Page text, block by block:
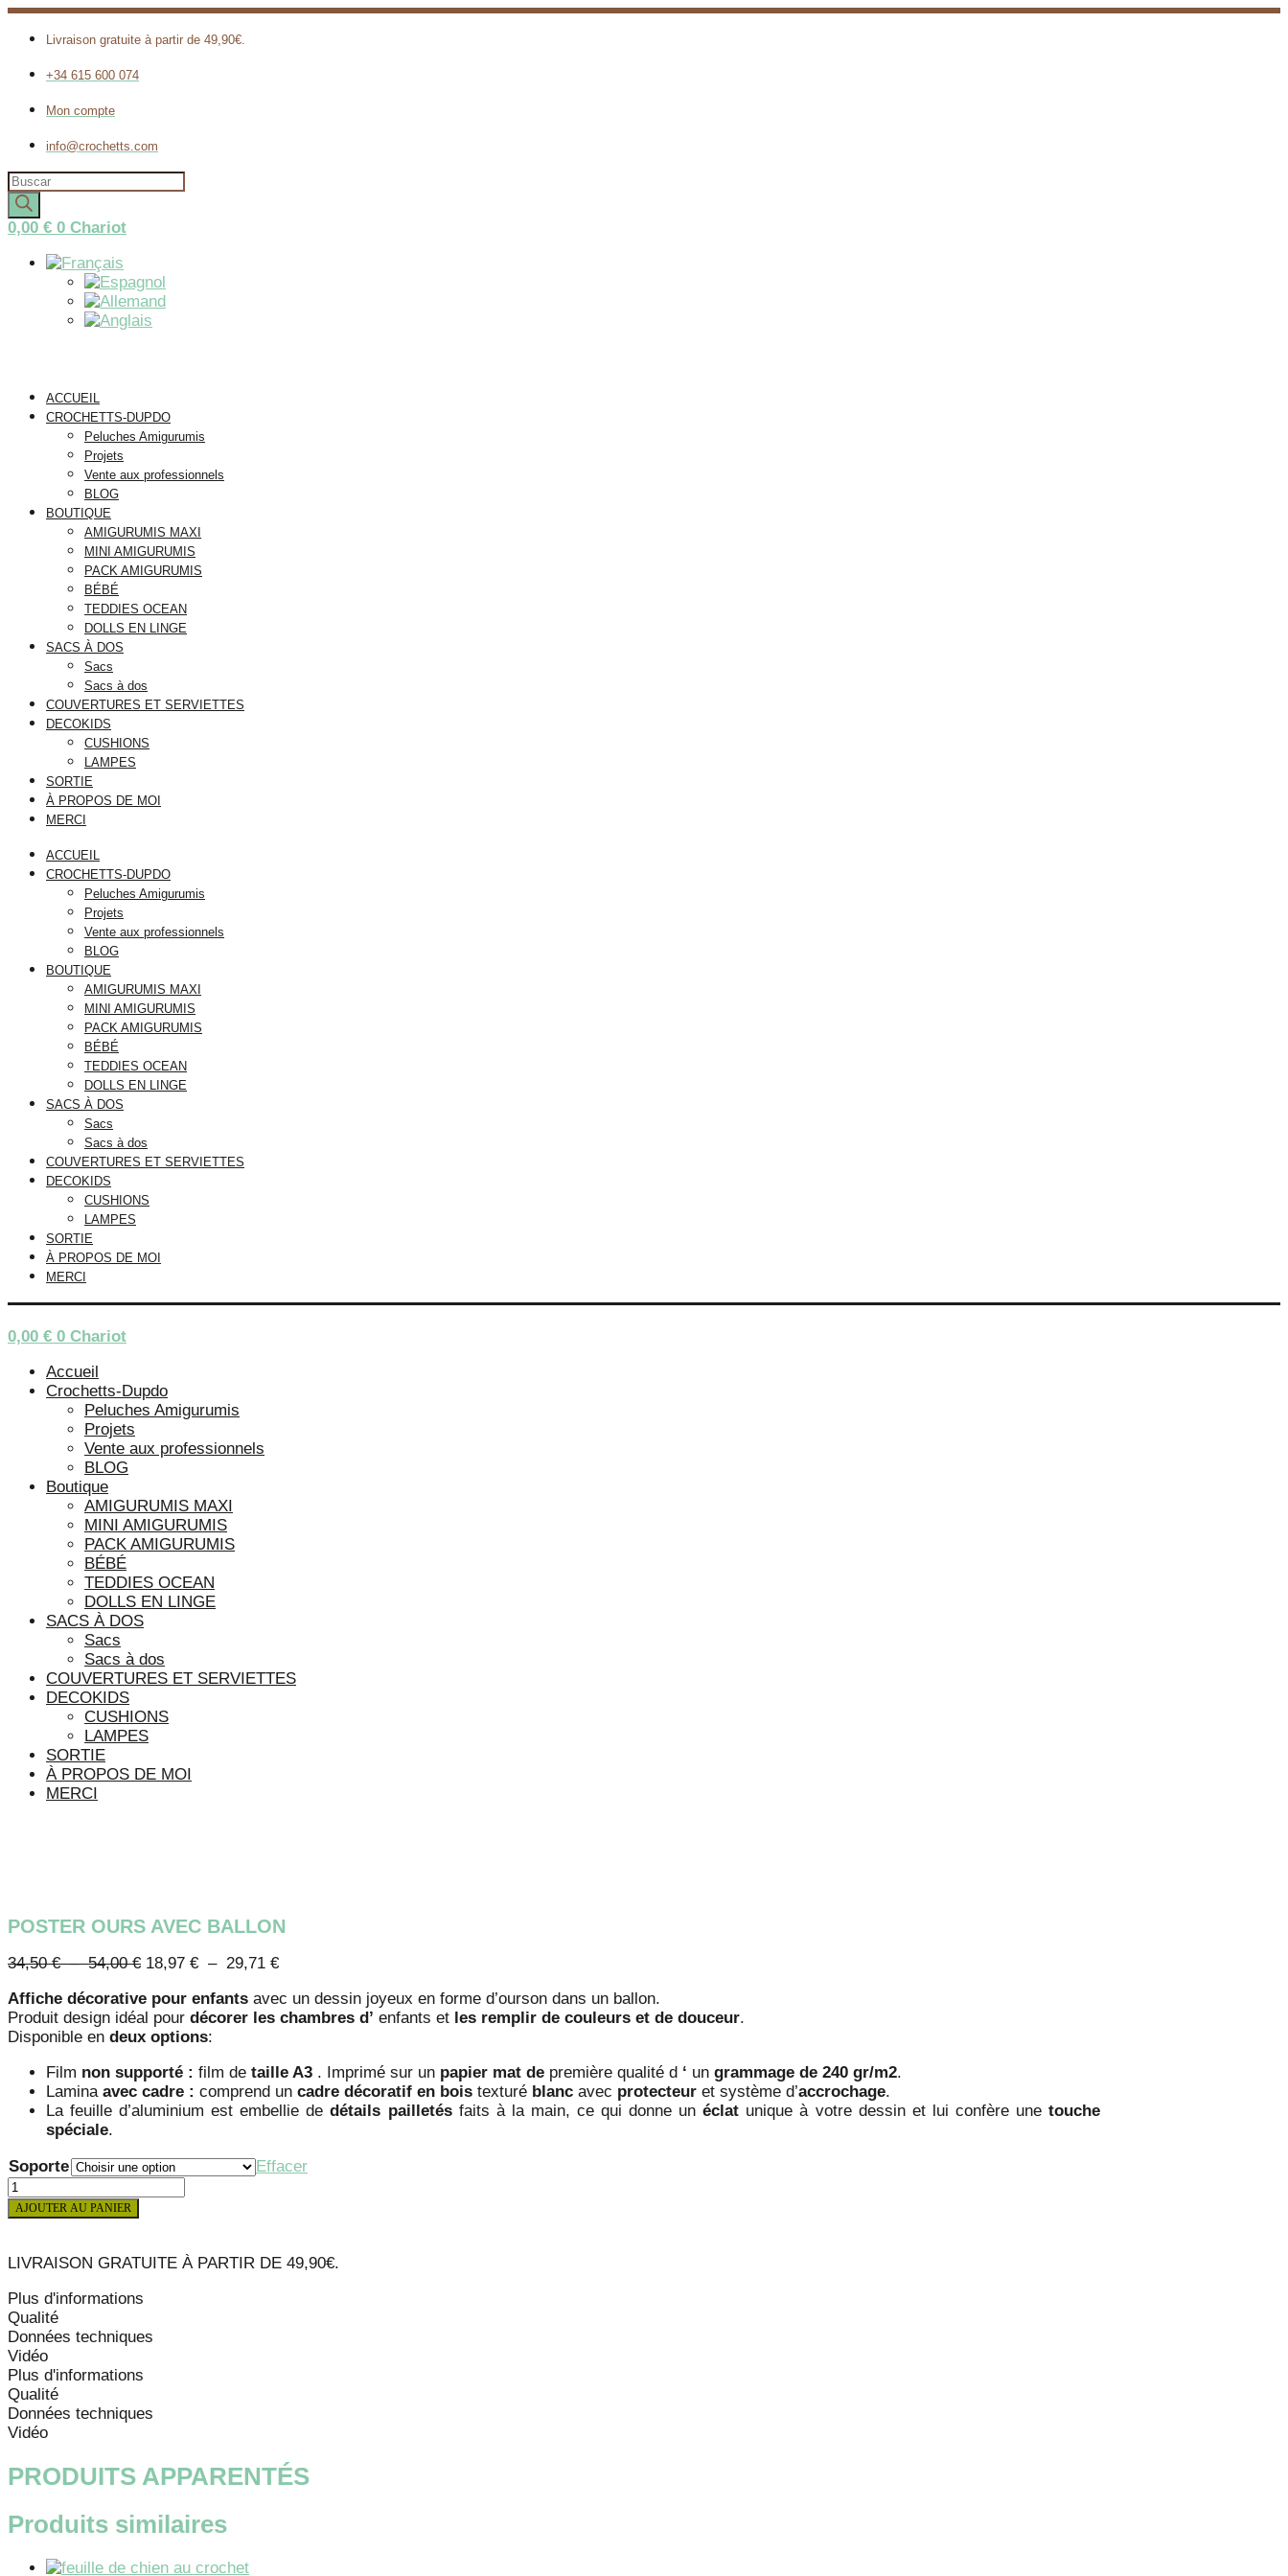
Livraison gratuite à partir de 49,90€.
+34 615 600 074
Mon compte
info@crochetts.com
Recherche
de
produits
0,00 € 0 Chariot
ACCUEIL
CROCHETTS-DUPDO
Peluches Amigurumis
Projets
Vente aux professionnels
BLOG
BOUTIQUE
AMIGURUMIS MAXI
MINI AMIGURUMIS
PACK AMIGURUMIS
BÉBÉ
TEDDIES OCEAN
DOLLS EN LINGE
SACS À DOS
Sacs
Sacs à dos
COUVERTURES ET SERVIETTES
DECOKIDS
CUSHIONS
LAMPES
SORTIE
À PROPOS DE MOI
MERCI
ACCUEIL
CROCHETTS-DUPDO
Peluches Amigurumis
Projets
Vente aux professionnels
BLOG
BOUTIQUE
AMIGURUMIS MAXI
MINI AMIGURUMIS
PACK AMIGURUMIS
BÉBÉ
TEDDIES OCEAN
DOLLS EN LINGE
SACS À DOS
Sacs
Sacs à dos
COUVERTURES ET SERVIETTES
DECOKIDS
CUSHIONS
LAMPES
SORTIE
À PROPOS DE MOI
MERCI
0,00 € 0 Chariot
Accueil
Crochetts-Dupdo
Peluches Amigurumis
Projets
Vente aux professionnels
BLOG
Boutique
AMIGURUMIS MAXI
MINI AMIGURUMIS
PACK AMIGURUMIS
BÉBÉ
TEDDIES OCEAN
DOLLS EN LINGE
SACS À DOS
Sacs
Sacs à dos
COUVERTURES ET SERVIETTES
DECOKIDS
CUSHIONS
LAMPES
SORTIE
À PROPOS DE MOI
MERCI
POSTER OURS AVEC BALLON
34,50€ – 54,00€Plage
prix :
34,50 €
à
18,97 € – 29,71 €Plage
prix :
18,97 €
Affiche décorative pour enfants avec un dessin joyeux en forme d’ourson dans un ballon.
Produit design idéal pour décorer les chambres d’ enfants et les remplir de couleurs et de douceur.
Disponible en deux options:
Film non supporté : film de taille A3 . Imprimé sur un papier mat de première qualité d ‘ un grammage de 240 gr/m2.
Lamina avec cadre : comprend un cadre décoratif en bois texturé blanc avec protecteur et système d’accrochage.
La feuille d’aluminium est embellie dedétails pailletésfaits à la main, ce qui donne unéclat unique à votre dessin et lui confère unetouche
spéciale.
Soporte
Effacer
quantité
de
POSTER
AVEC
AJOUTER AU PANIER
LIVRAISON GRATUITE À PARTIR DE 49,90€.
Plus d'informations
Qualité
Données techniques
Vidéo
Plus d'informations
Qualité
Données techniques
Vidéo
PRODUITS APPARENTÉS
Produits similaires